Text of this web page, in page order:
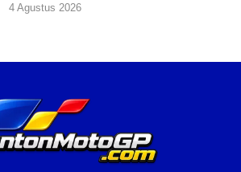
4 Agustus 2026